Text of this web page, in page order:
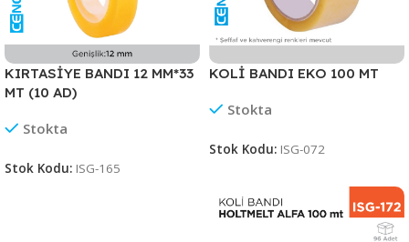
KIRTASİYE BANDI 12 MM*33
MT (10 AD)
Stokta
Stok Kodu: ISG-165
KOLİ BANDI EKO 100 MT
Stokta
Stok Kodu: ISG-072